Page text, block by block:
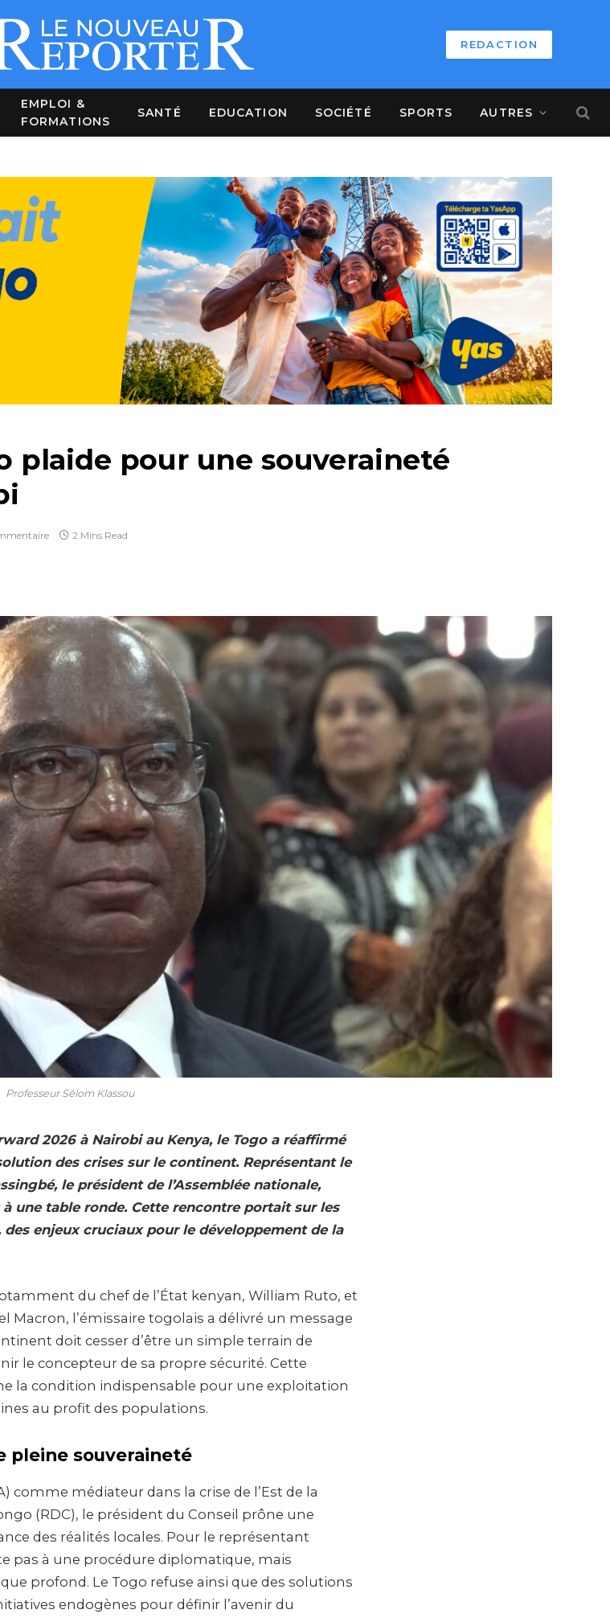
REDACTION
EMPLOI &
FORMATIONS
SANTÉ EDUCATION SOCIÉTÉ SPORTS AUTRES
plaide pour une souveraineté
2 Mins Read
Professeur Sélom Klassou
2026 à Nairobi au Kenya, le Togo a réaffirmé
des crises sur le continent. Représentant le
le président de l’Assemblée nationale,
une table ronde. Cette rencontre portait sur les
enjeux cruciaux pour le développement de la
du chef de l’État kenyan, William Ruto, et
Macron, l’émissaire togolais a délivré un message
doit cesser d’être un simple terrain de
le concepteur de sa propre sécurité. Cette
la condition indispensable pour une exploitation
au profit des populations.
pleine souveraineté
comme médiateur dans la crise de l’Est de la
(RDC), le président du Conseil prône une
des réalités locales. Pour le représentant
pas à une procédure diplomatique, mais
profond. Le Togo refuse ainsi que des solutions
endogènes pour définir l’avenir du